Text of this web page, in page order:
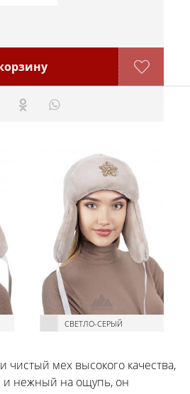
СВЕТЛО-СЕРЫЙ
чистый мех высокого качества,
и нежный на ощупь, он